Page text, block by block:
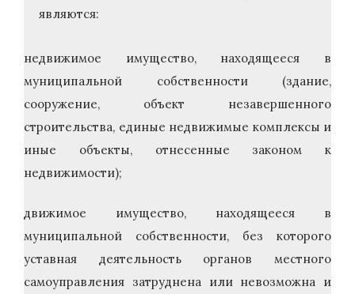
являются:
недвижимое имущество, находящееся в
муниципальной собственности (здание,
сооружение, объект незавершенного
строительства, единые недвижимые комплексы и
иные объекты, отнесенные законом к
недвижимости);
движимое имущество, находящееся в
муниципальной собственности, без которого
уставная деятельность органов местного
самоуправления затруднена или невозможна и